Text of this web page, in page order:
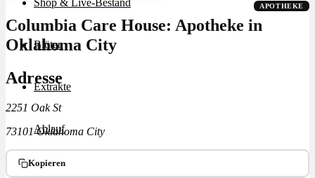
Shop & Live-Bestand
Blüten
Extrakte
Ablauf
Therapien
APOTHEKE
Columbia Care House: Apotheke in
Oklahoma City
Adresse
2251 Oak St
73101 Oklahoma City
Kopieren